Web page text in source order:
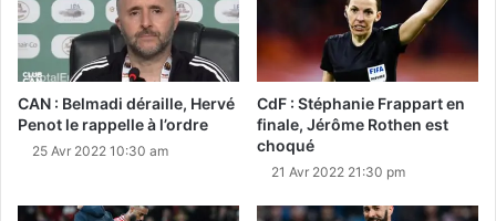
CAN : Belmadi déraille, Hervé
Penot le rappelle à l’ordre
25 Avr 2022 10:30 am
CdF : Stéphanie Frappart en
finale, Jérôme Rothen est
choqué
21 Avr 2022 21:30 pm